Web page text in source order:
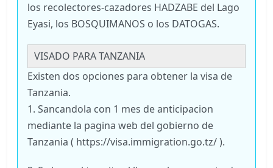
los recolectores-cazadores HADZABE del Lago
Eyasi, los BOSQUIMANOS o los DATOGAS.
VISADO PARA TANZANIA
Existen dos opciones para obtener la visa de
Tanzania.
1. Sancandola con 1 mes de anticipacion
mediante la pagina web del gobierno de
Tanzania ( https://visa.immigration.go.tz/ ).